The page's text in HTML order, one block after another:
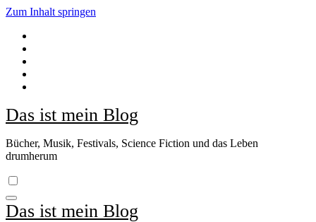
Zum Inhalt springen
Das ist mein Blog
Bücher, Musik, Festivals, Science Fiction und das Leben
drumherum
Das ist mein Blog